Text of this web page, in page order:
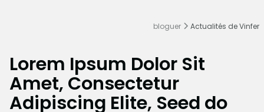
bloguer Actualités de Vinfer
Lorem Ipsum Dolor Sit
Amet, Consectetur
Adipiscing Elite, Seed do